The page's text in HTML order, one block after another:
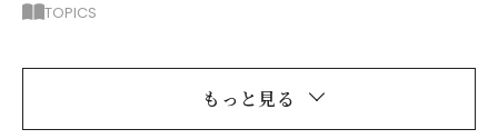
TOPICS
もっと見る